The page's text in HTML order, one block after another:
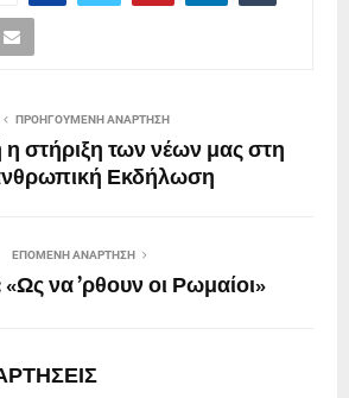
ΠΡΟΗΓΟΎΜΕΝΗ ΑΝΆΡΤΗΣΗ
η στήριξη των νέων μας στη
Εκδήλωση
ΕΠΌΜΕΝΗ ΑΝΆΡΤΗΣΗ
να ’ρθουν οι Ρωμαίοι»